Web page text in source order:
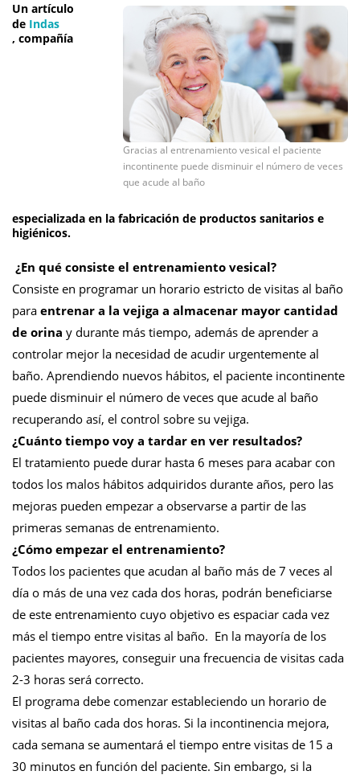
Gracias al entrenamiento vesical el paciente
incontinente puede disminuir el número de veces
que acude al baño
Un artículo
de Indas
, compañía
especializada en la fabricación de productos sanitarios e
higiénicos.
¿En qué consiste el entrenamiento vesical?
Consiste en programar un horario estricto de visitas al baño
para entrenar a la vejiga a almacenar mayor cantidad
de orina y durante más tiempo, además de aprender a
controlar mejor la necesidad de acudir urgentemente al
baño. Aprendiendo nuevos hábitos, el paciente incontinente
puede disminuir el número de veces que acude al baño
recuperando así, el control sobre su vejiga.
¿Cuánto tiempo voy a tardar en ver resultados?
El tratamiento puede durar hasta 6 meses para acabar con
todos los malos hábitos adquiridos durante años, pero las
mejoras pueden empezar a observarse a partir de las
primeras semanas de entrenamiento.
¿Cómo empezar el entrenamiento?
Todos los pacientes que acudan al baño más de 7 veces al
día o más de una vez cada dos horas, podrán beneficiarse
de este entrenamiento cuyo objetivo es espaciar cada vez
más el tiempo entre visitas al baño. En la mayoría de los
pacientes mayores, conseguir una frecuencia de visitas cada
2-3 horas será correcto.
El programa debe comenzar estableciendo un horario de
visitas al baño cada dos horas. Si la incontinencia mejora,
cada semana se aumentará el tiempo entre visitas de 15 a
30 minutos en función del paciente. Sin embargo, si la